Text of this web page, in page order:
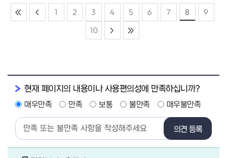
1 2 3 4 5 6 7 8 9
10
현재 페이지의 내용이나 사용편의성에 만족하십니까?
매우만족 만족 보통 불만족 매우불만족
의견 등록